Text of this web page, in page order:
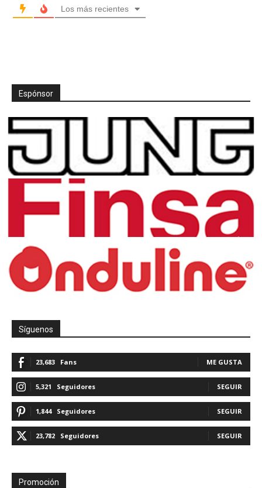
Los más recientes
Espónsor
Síguenos
23,683 Fans ME GUSTA
5,321 Seguidores SEGUIR
1,844 Seguidores SEGUIR
23,782 Seguidores SEGUIR
Promoción